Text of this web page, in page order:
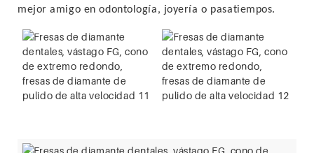
mejor amigo en odontología, joyería o pasatiempos.